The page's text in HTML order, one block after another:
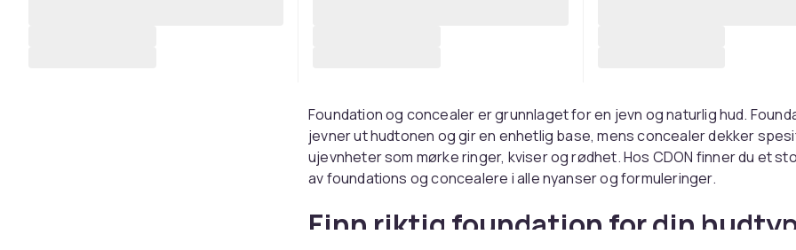
Foundation og concealer er grunnlaget for en jevn og naturlig hud.
jevner ut hudtonen og gir en enhetlig base, mens concealer dekker
ujevnheter som mørke ringer, kviser og rødhet. Hos CDON finner du et
av foundations og concealere i alle nyanser og formuleringer.
Finn riktig foundation for din